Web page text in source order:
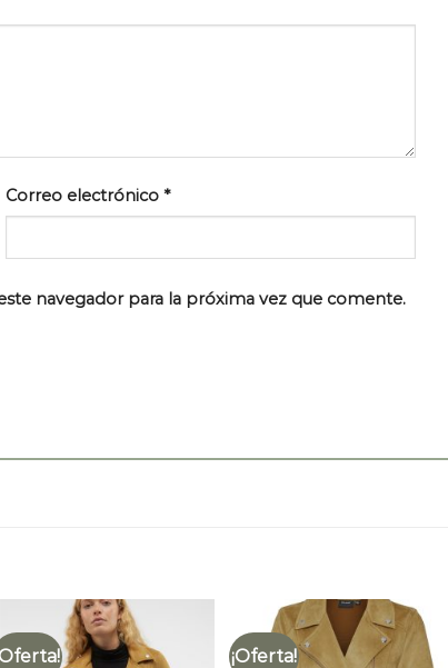
Correo electrónico *
navegador para la próxima vez que comente.
¡Oferta!